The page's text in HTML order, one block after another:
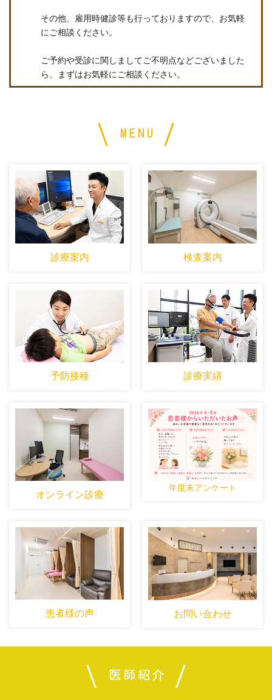
その他、雇用時健診等も行っておりますので、お気軽
にご相談ください。
ご予約や受診に関しましてご不明点などございました
ら、まずはお気軽にご相談ください。
MENU
診療案内 検査案内
予防接種 診療実績
オンライン診療
年度末アンケート
患者様の声 お問い合わせ
医師紹介